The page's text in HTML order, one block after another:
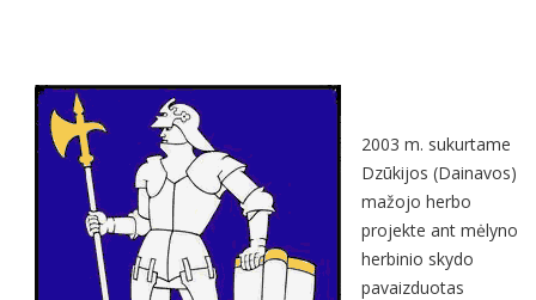
2003 m. sukurtame
Dzūkijos (Dainavos)
mažojo herbo
projekte ant mėlyno
herbinio skydo
pavaizduotas